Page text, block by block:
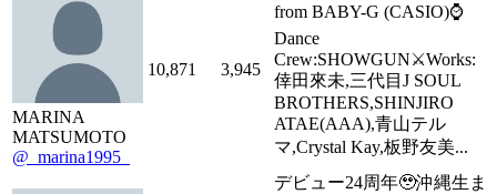
MARINA
MATSUMOTO
@_marina1995_
10,871 3,945
from BABY-G (CASIO)⌚️
Dance
Crew:SHOWGUN⚔️Works:
倖田來未,三代目J SOUL
BROTHERS,SHINJIRO
ATAE(AAA),青山テル
マ,Crystal Kay,板野友美...
デビュー24周年🥹沖縄生ま